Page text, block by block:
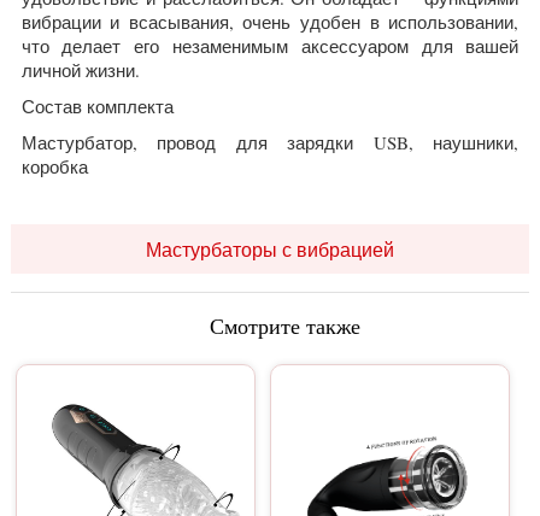
вибрации и всасывания, очень удобен в использовании,
что делает его незаменимым аксессуаром для вашей
личной жизни.
Состав комплекта
Мастурбатор, провод для зарядки USB, наушники,
коробка
Мастурбаторы с вибрацией
Смотрите также